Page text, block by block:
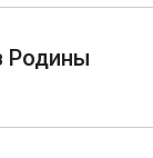
Родины